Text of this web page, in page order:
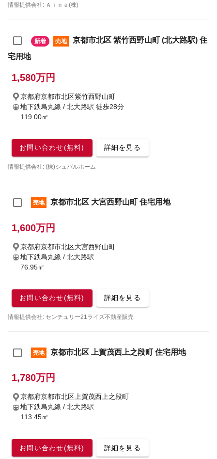
情報提供会社: Ａｉｎａ(株)
新着 売地
京都市北区 紫竹西野山町 (北大路駅) 住
宅用地
1,580万円
京都府京都市北区紫竹西野山町
地下鉄烏丸線 / 北大路駅 徒歩28分
119.00㎡
お問い合わせ(無料) 詳細を見る
情報提供会社: (株)シュバルホーム
売地 京都市北区 大宮西野山町 住宅用地
1,600万円
京都府京都市北区大宮西野山町
地下鉄烏丸線 / 北大路駅
76.95㎡
お問い合わせ(無料) 詳細を見る
情報提供会社: センチュリー21ライズ不動産販売
売地 京都市北区 上賀茂西上之段町 住宅用地
1,780万円
京都府京都市北区上賀茂西上之段町
地下鉄烏丸線 / 北大路駅
113.45㎡
お問い合わせ(無料) 詳細を見る